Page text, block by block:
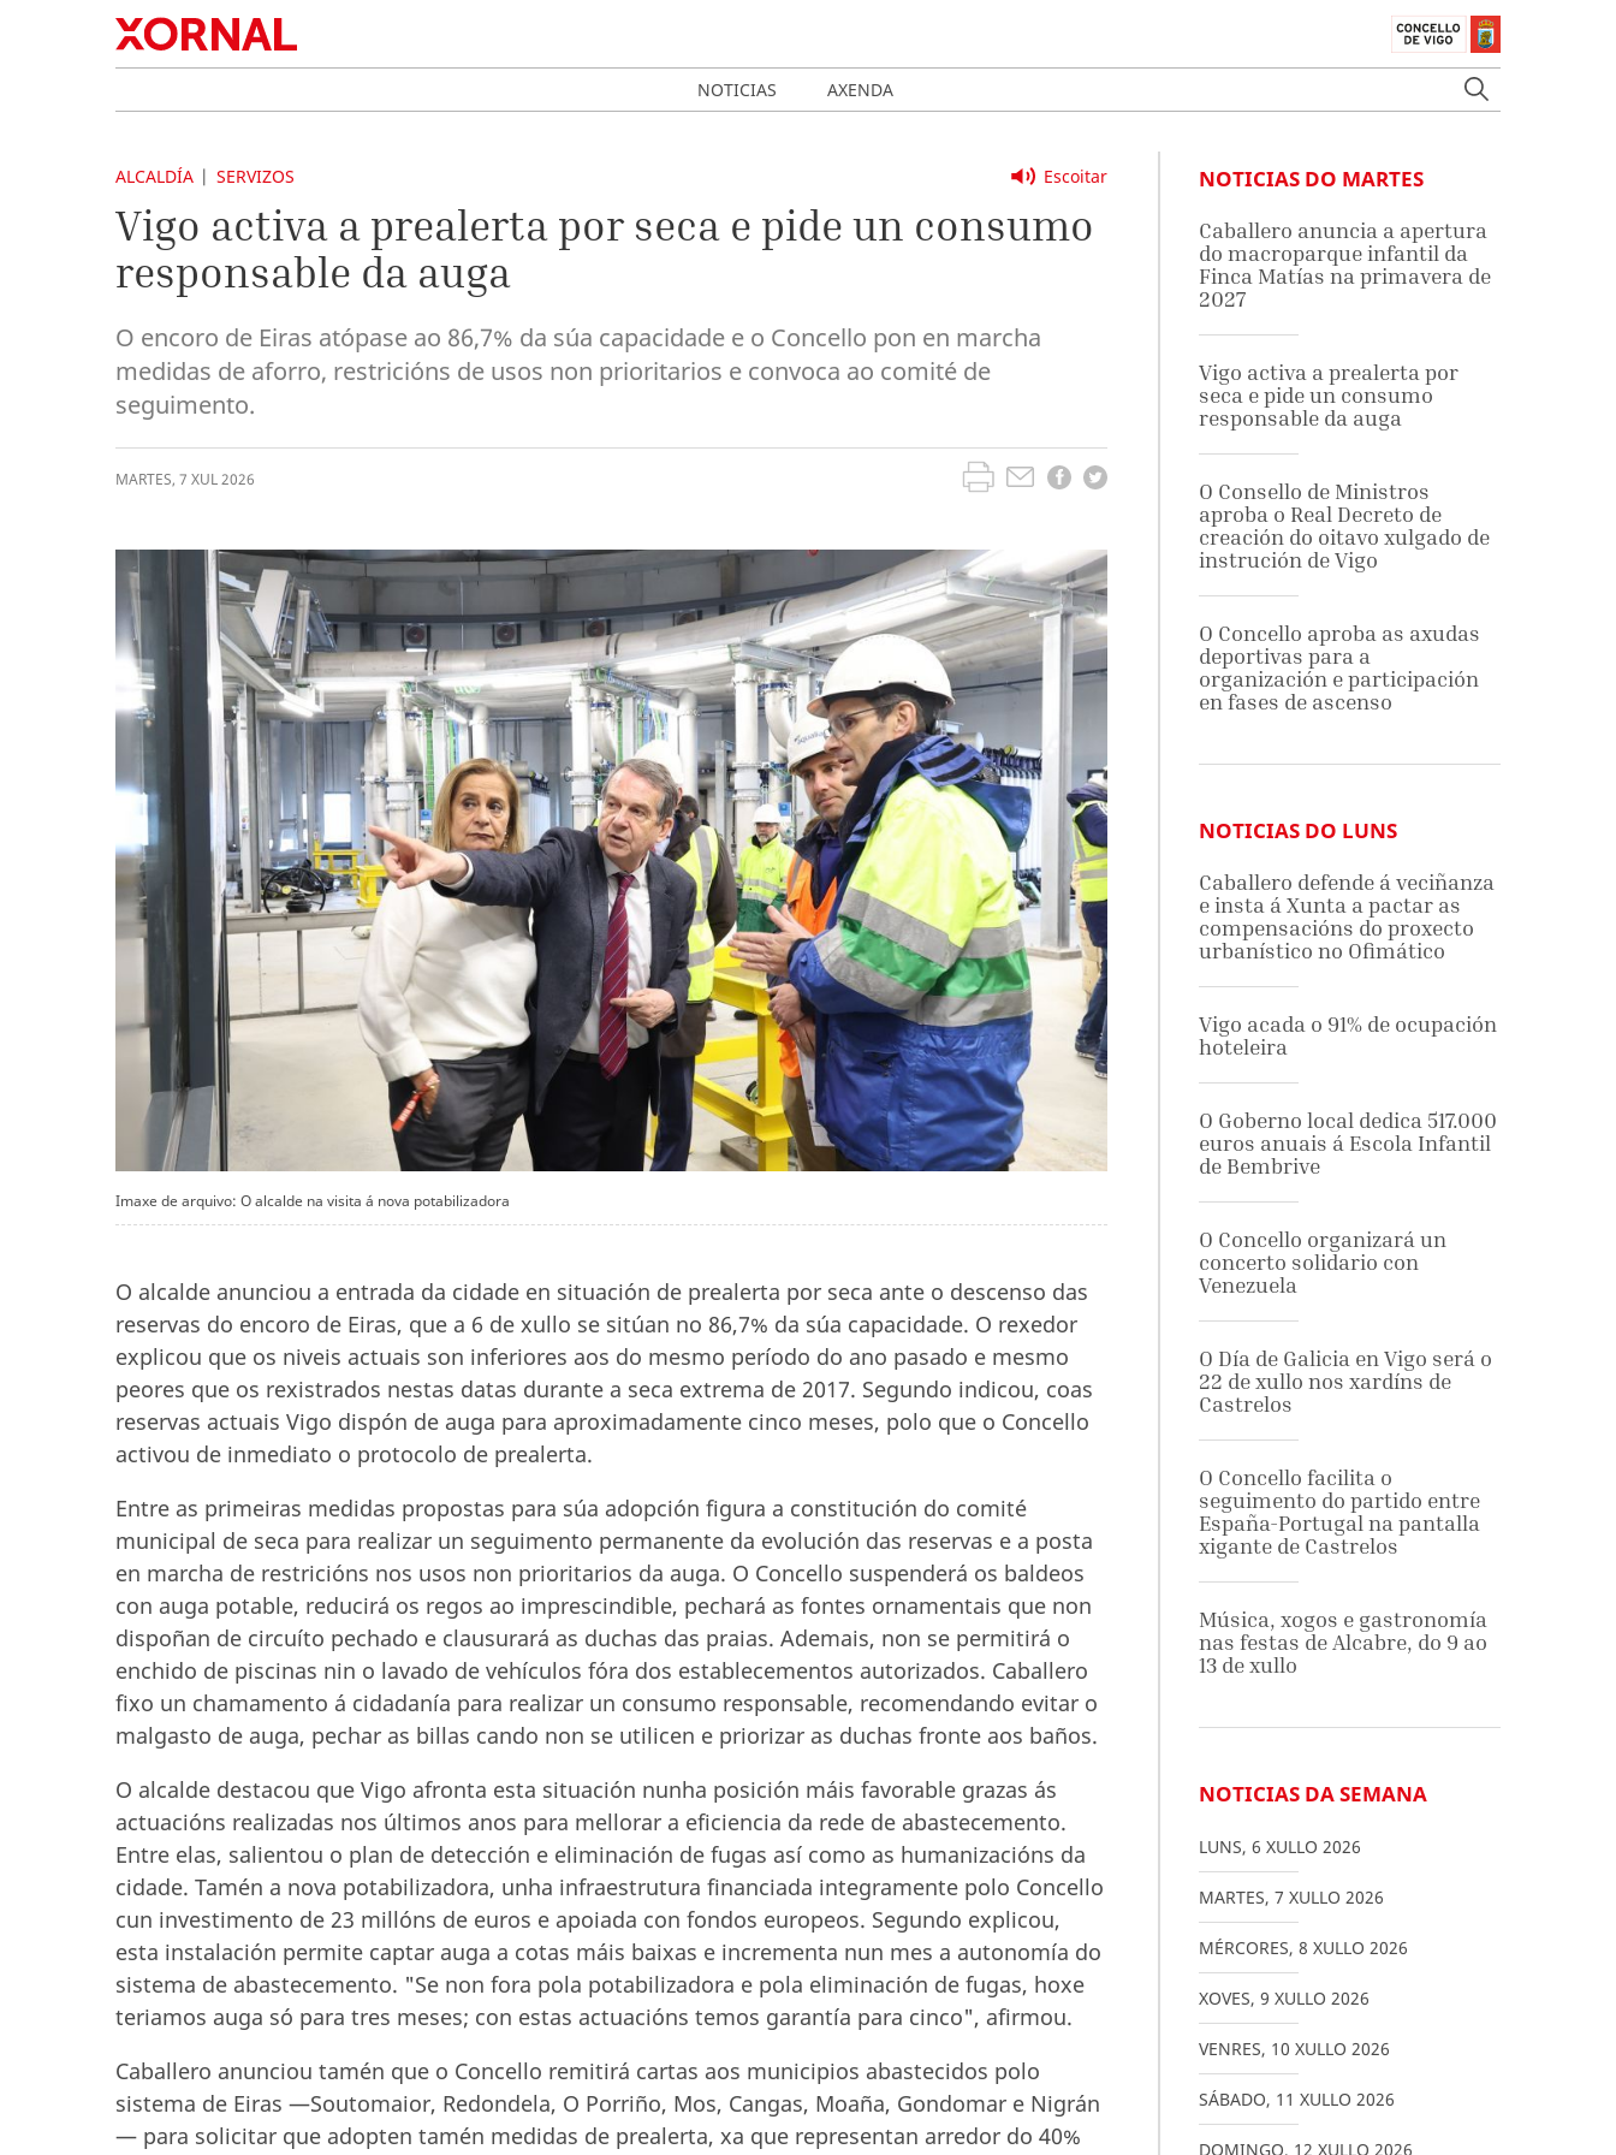
NOTICIAS AXENDA
Escoitar
ALCALDÍA SERVIZOS
Vigo activa a prealerta por seca e pide un consumo
responsable da auga
O encoro de Eiras atópase ao 86,7% da súa capacidade e o Concello pon en marcha
medidas de aforro, restricións de usos non prioritarios e convoca ao comité de
seguimento.
MARTES, 7 XUL2026
Imaxe de arquivo: O alcalde na visita á nova potabilizadora
O alcalde anunciou a entrada da cidade en situación de prealerta por seca ante o descenso das
reservas do encoro de Eiras, que a 6 de xullo se sitúan no 86,7% da súa capacidade. O rexedor
explicou que os niveis actuais son inferiores aos do mesmo período do ano pasado e mesmo
peores que os rexistrados nestas datas durante a seca extrema de 2017. Segundo indicou, coas
reservas actuais Vigo dispón de auga para aproximadamente cinco meses, polo que o Concello
activou de inmediato o protocolo de prealerta.
Entre as primeiras medidas propostas para súa adopción figura a constitución do comité
municipal de seca para realizar un seguimento permanente da evolución das reservas e a posta
en marcha de restricións nos usos non prioritarios da auga. O Concello suspenderá os baldeos
con auga potable, reducirá os regos ao imprescindible, pechará as fontes ornamentais que non
dispoñan de circuíto pechado e clausurará as duchas das praias. Ademais, non se permitirá o
enchido de piscinas nin o lavado de vehículos fóra dos establecementos autorizados. Caballero
fixo un chamamento á cidadanía para realizar un consumo responsable, recomendando evitar o
malgasto de auga, pechar as billas cando non se utilicen e priorizar as duchas fronte aos baños.
O alcalde destacou que Vigo afronta esta situación nunha posición máis favorable grazas ás
actuacións realizadas nos últimos anos para mellorar a eficiencia da rede de abastecemento.
Entre elas, salientou o plan de detección e eliminación de fugas así como as humanizacións da
cidade. Tamén a nova potabilizadora, unha infraestrutura financiada integramente polo Concello
cun investimento de 23 millóns de euros e apoiada con fondos europeos. Segundo explicou,
esta instalación permite captar auga a cotas máis baixas e incrementa nun mes a autonomía do
sistema de abastecemento. "Se non fora pola potabilizadora e pola eliminación de fugas, hoxe
teriamos auga só para tres meses; con estas actuacións temos garantía para cinco", afirmou.
Caballero anunciou tamén que o Concello remitirá cartas aos municipios abastecidos polo
sistema de Eiras —Soutomaior, Redondela, O Porriño, Mos, Cangas, Moaña, Gondomar e Nigrán
— para solicitar que adopten tamén medidas de prealerta, xa que representan arredor do 40%
NOTICIAS DO MARTES
Caballero anuncia a apertura
do macroparque infantil da
Finca Matías na primavera de
2027
Vigo activa a prealerta por
seca e pide un consumo
responsable da auga
O Consello de Ministros
aproba o Real Decreto de
creación do oitavo xulgado de
instrución de Vigo
O Concello aproba as axudas
deportivas para a
organización e participación
en fases de ascenso
NOTICIAS DO LUNS
Caballero defende á veciñanza
e insta á Xunta a pactar as
compensacións do proxecto
urbanístico no Ofimático
Vigo acada o 91% de ocupación
hoteleira
O Goberno local dedica 517.000
euros anuais á Escola Infantil
de Bembrive
O Concello organizará un
concerto solidario con
Venezuela
O Día de Galicia en Vigo será o
22 de xullo nos xardíns de
Castrelos
O Concello facilita o
seguimento do partido entre
España-Portugal na pantalla
xigante de Castrelos
Música, xogos e gastronomía
nas festas de Alcabre, do 9 ao
13 de xullo
NOTICIAS DA SEMANA
LUNS, 6 XULLO 2026
MARTES, 7 XULLO 2026
MÉRCORES, 8 XULLO 2026
XOVES, 9 XULLO 2026
VENRES, 10 XULLO 2026
SÁBADO, 11 XULLO 2026
DOMINGO, 12 XULLO 2026